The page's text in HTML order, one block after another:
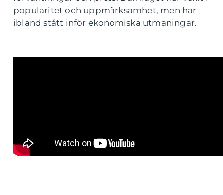
popularitet och uppmärksamhet, men har
ibland stått inför ekonomiska utmaningar.